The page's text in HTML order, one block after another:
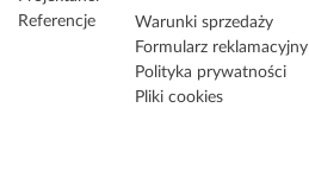
Referencje
Warunki sprzedaży
Formularz reklamacyjny
Polityka prywatności
Pliki cookies